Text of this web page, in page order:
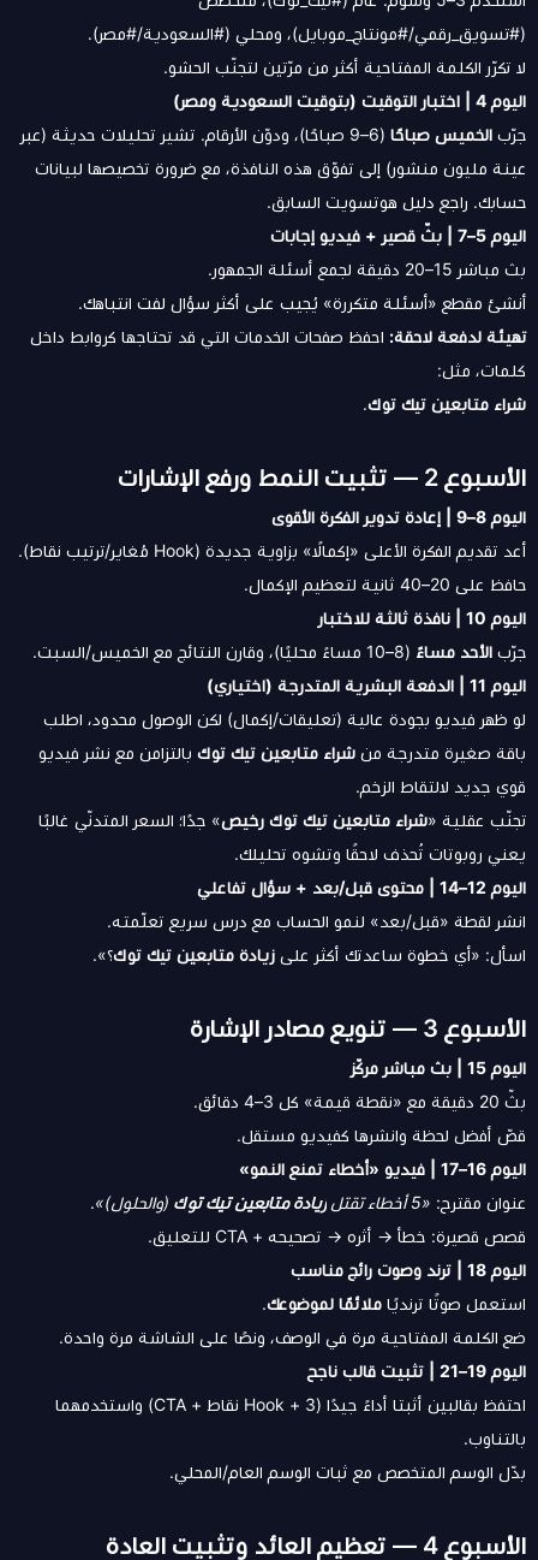
(#تسويق_رقمي/#مونتاج_موبايل)، ومحلي (#السعودية/#مصر).
لا تكرّر الكلمة المفتاحية أكثر من مرّتين لتجنّب الحشو.
اليوم 4 | اختبار التوقيت (بتوقيت السعودية ومصر)
جرّب الخميس صباحًا
(6–9 صباحًا)، ودوّن الأرقام. تشير تحليلات حديثة (عبر
عينة مليون منشور) إلى تفوّق هذه النافذة، مع ضرورة تخصيصها لبيانات
حسابك. راجع دليل هوتسويت السابق.
اليوم 5–7 | بثّ قصير + فيديو إجابات
بث مباشر 15–20 دقيقة لجمع أسئلة الجمهور.
أنشئ مقطع «أسئلة متكررة» يُجيب على أكثر سؤال لفت انتباهك.
تهيئة لدفعة لاحقة: احفظ صفحات الخدمات التي قد تحتاجها كروابط داخل
كلمات، مثل:
شراء متابعين تيك توك.
الأسبوع 2 — تثبيت النمط ورفع الإشارات
اليوم 8–9 | إعادة تدوير الفكرة الأقوى
أعد تقديم الفكرة الأعلى «إكمالًا» بزاوية جديدة (Hook مُغاير/ترتيب نقاط).
حافظ على 20–40 ثانية لتعظيم الإكمال.
اليوم 10 | نافذة ثالثة للاختبار
جرّب الأحد مساءً (8–10 مساءً محليًا)، وقارن النتائج مع الخميس/السبت.
اليوم 11 | الدفعة البشرية المتدرجة (اختياري)
لو ظهر فيديو بجودة عالية (تعليقات/إكمال) لكن الوصول محدود، اطلب
باقة صغيرة متدرجة من شراء متابعين تيك توك بالتزامن مع نشر فيديو
قوي جديد لالتقاط الزخم.
تجنّب عقلية «شراء متابعين تيك توك رخيص» جدًا؛ السعر المتدنّي غالبًا
يعني روبوتات تُحذف لاحقًا وتشوه تحليلك.
اليوم 12–14 | محتوى قبل/بعد + سؤال تفاعلي
انشر لقطة «قبل/بعد» لنمو الحساب مع درس سريع تعلّمته.
اسأل: «أي خطوة ساعدتك أكثر على زيادة متابعين تيك توك؟».
الأسبوع 3 — تنويع مصادر الإشارة
اليوم 15 | بث مباشر مركّز
بثّ 20 دقيقة مع «نقطة قيمة» كل 3–4 دقائق.
قصّ أفضل لحظة وانشرها كفيديو مستقل.
اليوم 16–17 | فيديو «أخطاء تمنع النمو»
عنوان مقترح: «5 أخطاء تقتل زيادة متابعين تيك توك (والحلول)».
قصص قصيرة: خطأ → أثره → تصحيحه + CTA للتعليق.
اليوم 18 | ترند وصوت رائج مناسب
استعمل صوتًا ترنديًا ملائمًا لموضوعك.
ضع الكلمة المفتاحية مرة في الوصف، ونصًا على الشاشة مرة واحدة.
اليوم 19–21 | تثبيت قالب ناجح
احتفظ بقالبين أثبتا أداءً جيدًا (Hook + 3 نقاط + CTA) واستخدمهما
بالتناوب.
بدّل الوسم المتخصص مع ثبات الوسم العام/المحلي.
الأسبوع 4 — تعظيم العائد وتثبيت العادة